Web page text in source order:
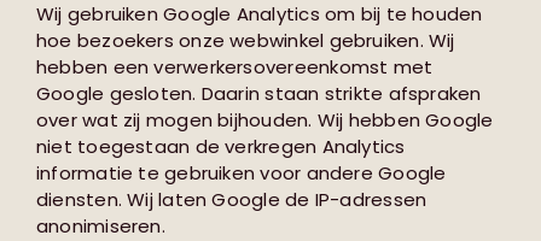
Wij gebruiken Google Analytics om bij te houden
hoe bezoekers onze webwinkel gebruiken. Wij
hebben een verwerkersovereenkomst met
Google gesloten. Daarin staan strikte afspraken
over wat zij mogen bijhouden. Wij hebben Google
niet toegestaan de verkregen Analytics
informatie te gebruiken voor andere Google
diensten. Wij laten Google de IP-adressen
anonimiseren.